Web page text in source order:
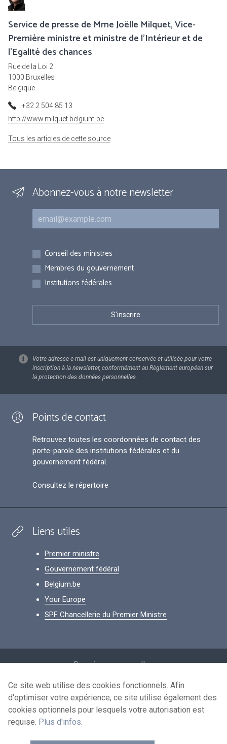
Service de presse de Mme Joëlle Milquet, Vice-
Première ministre et ministre de l'Intérieur et de
l'Egalité des chances
Rue de la Loi 2
1000 Bruxelles
Belgique
+32 2 504 85 13
http://www.milquet.belgium.be
Tous les articles de cette source
Abonnez-vous à notre newsletter
Courriel
Inscriptions
Conseil des ministres
Membres du gouvernement
Institutions fédérales
Votre adresse e-mail est uniquement conservée et utilisée pour votre
inscription à la newsletter, conformément au Règlement européen sur
la protection des données personnelles.
Points de contact
Retrouvez toutes les coordonnées de contact des
porte-parole des institutions fédérales et du
gouvernement fédéral.
Consultez le répertoire
Liens utiles
Premier ministre
Gouvernement fédéral
Belgium.be
Your Europe
SPF Chancellerie du Premier Ministre
Données personnelles
Conditions de réutilisation
Contactez-nous
Ce site web utilise des cookies fonctionnels. Afin
d'optimiser votre expérience, ce site utilise également des
cookies optionnels pour lesquels votre autorisation est
requise. Plus d'infos.